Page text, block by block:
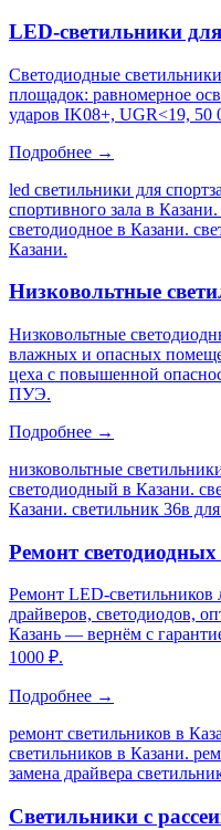
LED-светильники
Светодиодные
площадок: равномерное
ударов IK08+, UGR<19, 50
Подробнее →
led светильники для
спортивного зала в
светодиодное в Казани.
Казани.
Низковольтные
Низковольтные
влажных и опасных
цеха с повышенной
ПУЭ.
Подробнее →
низковольтные
светодиодный в Казани.
Казани. светильник 36в
Ремонт
Ремонт LED-светильников
драйверов, светодиодов,
Казань — вернём с
1000 ₽.
Подробнее →
ремонт светильников в
светильников в Казани.
замена драйвера
Светильники с